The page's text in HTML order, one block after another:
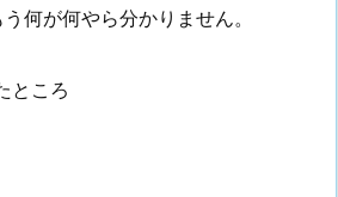
何が何やら分かりません。
ところ